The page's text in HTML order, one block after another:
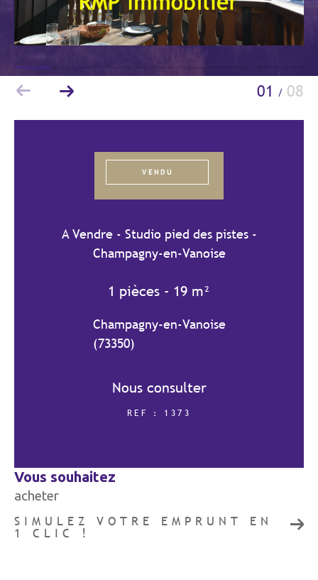
01 / 08
VENDU
A Vendre - Studio pied des pistes -
Champagny-en-Vanoise
1 pièces - 19 m²
Champagny-en-Vanoise
(73350)
Nous consulter
REF : 1373
vous souhaitez
acheter
SIMULEZ VOTRE EMPRUNT EN
1 CLIC !
Budget
Budget
Surface
Pièces
TERRASSE PARKING/GARAGE
FILTRER PAR
RECHERCHER